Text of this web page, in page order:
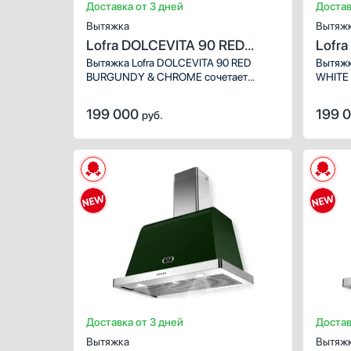
Доставка от 3 дней
Вытяжка
Lofra DOLCEVITA 90 RED
BURGUNDY & CHROME
Вытяжка Lofra DOLCEVITA 90 RED
BURGUNDY & CHROME сочетает
Насыщенный бордовый корпус
яркий акцент в интерьере кухни,
а режимы отвода и рециркуляции
обеспечивают эффективное удаление
пара, запахов и жировых частиц.
199 000 руб.
Lofra
WHITE
цвета
а
частиц.
199
Доставка от 3 дней
Вытяжка